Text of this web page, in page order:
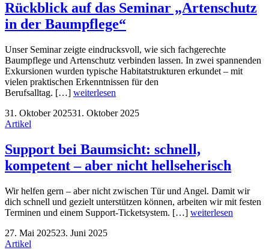
Rückblick auf das Seminar „Artenschutz
in der Baumpflege“
Unser Seminar zeigte eindrucksvoll, wie sich fachgerechte
Baumpflege und Artenschutz verbinden lassen. In zwei spannenden
Exkursionen wurden typische Habitatstrukturen erkundet – mit
vielen praktischen Erkenntnissen für den
Berufsalltag. […] weiterlesen
31. Oktober 202531. Oktober 2025
Artikel
Support bei Baumsicht: schnell,
kompetent – aber nicht hellseherisch
Wir helfen gern – aber nicht zwischen Tür und Angel. Damit wir
dich schnell und gezielt unterstützen können, arbeiten wir mit festen
Terminen und einem Support-Ticketsystem. […] weiterlesen
27. Mai 202523. Juni 2025
Artikel